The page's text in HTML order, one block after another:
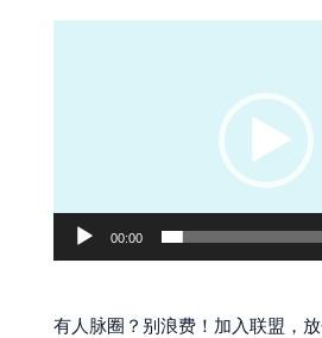
00:00
有人脉圈？别浪费！加入联盟，